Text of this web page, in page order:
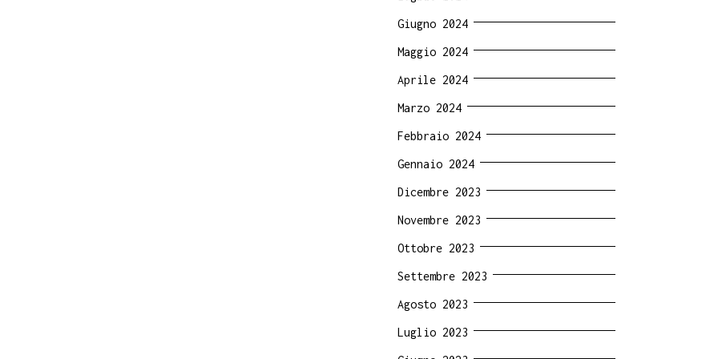
Giugno 2024
Maggio 2024
Aprile 2024
Marzo 2024
Febbraio 2024
Gennaio 2024
Dicembre 2023
Novembre 2023
Ottobre 2023
Settembre 2023
Agosto 2023
Luglio 2023